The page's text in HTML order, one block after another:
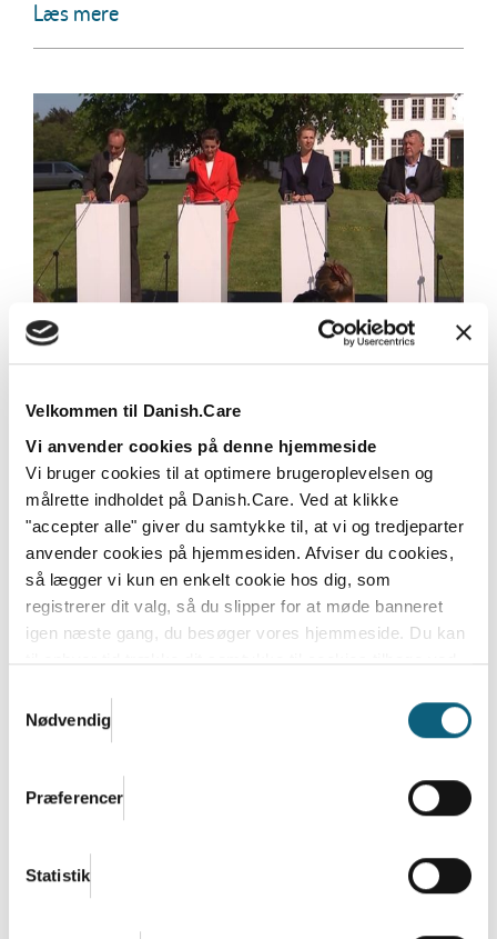
Velkommen til Danish.Care
Vi anvender cookies på denne hjemmeside
Vi bruger cookies til at optimere brugeroplevelsen og
målrette indholdet på Danish.Care. Ved at klikke
"accepter alle" giver du samtykke til, at vi og tredjeparter
anvender cookies på hjemmesiden. Afviser du cookies,
så lægger vi kun en enkelt cookie hos dig, som
registrerer dit valg, så du slipper for at møde banneret
igen næste gang, du besøger vores hjemmeside. Du kan
til enhver tid trække dit samtykke til cookies tilbage ved
Danish.Cares privatlivs- og cookiepolitik
Nødvendig
Præferencer
Statistik
Læs mere
Danish.Care og DI: Enormt potentiale i
regeringens satsning på
Den nye regering bestående af Socialdemokratiet,
SF, Moderaterne og Radikale Venstre vil lancere en...
Læs mere
Bliv klar til et spændende efterår 2026
og start 2027 i Danish.Care
Sommeren er over os, men i Danish.Care-